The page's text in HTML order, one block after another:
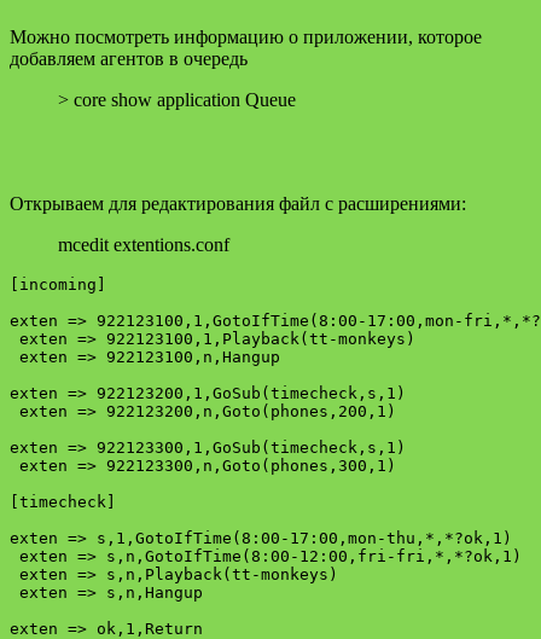
Можно посмотреть информацию о приложении, которое
добавляем агентов в очередь
> core show application Queue
Открываем для редактирования файл с расширениями:
mcedit extentions.conf
[incoming]
exten => 922123100,1,GotoIfTime(8:00-17:00,mon-
exten => 922123100,1,Playback(tt-monkeys)
exten => 922123100,n,Hangup
exten => 922123200,1,GoSub(timecheck,s,1)
exten => 922123200,n,Goto(phones,200,1)
exten => 922123300,1,GoSub(timecheck,s,1)
exten => 922123300,n,Goto(phones,300,1)
[timecheck]
exten => s,1,GotoIfTime(8:00-17:00,mon-thu,*,*?ok,1)
exten => s,n,GotoIfTime(8:00-12:00,fri-fri,*,*?ok,1)
exten => s,n,Playback(tt-monkeys)
exten => s,n,Hangup
exten => ok,1,Return